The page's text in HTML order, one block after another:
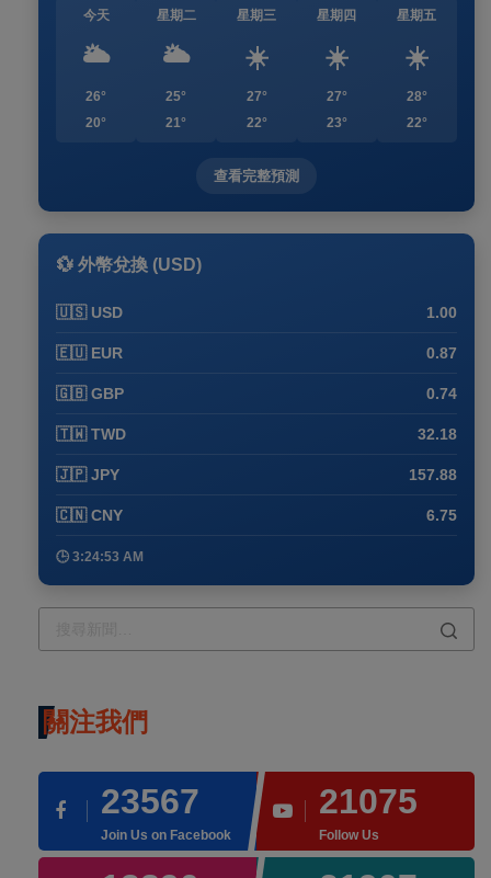
今天
🌥️
26°
20°
星期二
🌥️
25°
21°
星期三
☀️
27°
22°
星期四
☀️
27°
23°
星期五
☀️
28°
22°
查看完整預測
💱 外幣兌換 (USD)
🇺🇸 USD 1.00
🇪🇺 EUR 0.87
🇬🇧 GBP 0.74
🇹🇼 TWD 32.18
🇯🇵 JPY 157.88
🇨🇳 CNY 6.75
🕒 3:25:04 AM
關注我們
23567
Join Us on Facebook
21075
Follow Us